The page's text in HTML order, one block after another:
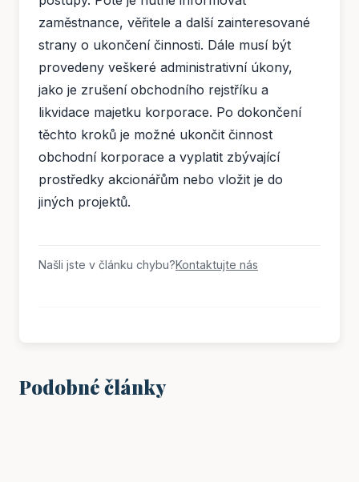
zaměstnance, věřitele a další zainteresované
strany o ukončení činnosti. Dále musí být
provedeny veškeré administrativní úkony,
jako je zrušení obchodního rejstříku a
likvidace majetku korporace. Po dokončení
těchto kroků je možné ukončit činnost
obchodní korporace a vyplatit zbývající
prostředky akcionářům nebo vložit je do
jiných projektů.
Našli jste v článku chybu?Kontaktujte nás
Podobné články